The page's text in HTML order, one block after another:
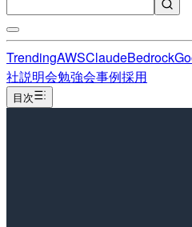
TrendingAWSClaudeBedrock
社説明会勉強会事例採用
目次